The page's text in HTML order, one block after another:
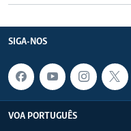
SIGA-NOS
VOA PORTUGUÊS